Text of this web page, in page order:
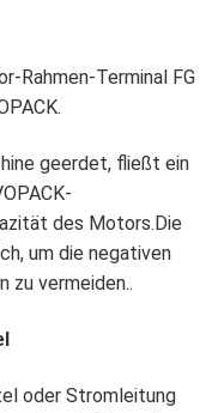
Rahmen-Terminal FG
geerdet, fließt ein
des Motors.Die
um die negativen
zu vermeiden..
oder Stromleitung